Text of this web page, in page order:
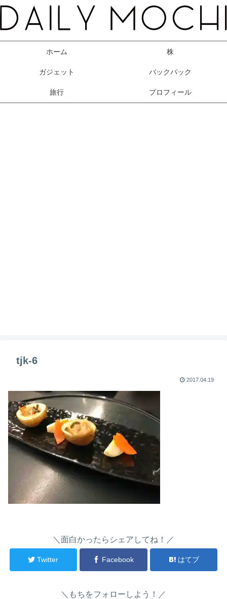
ホーム 株
ガジェット バックパック
旅行 プロフィール
tjk-6
2017.04.19
＼面白かったらシェアしてね！／
Twitter Facebook はてブ
＼もちをフォローしよう！／